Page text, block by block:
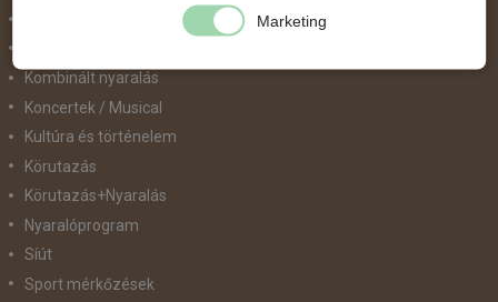
Kombinált nyaralás
Koncertek / Musical
Kultúra és történelem
Körutazás
Körutazás+Nyaralás
Nyaralóprogram
Síút
Sport mérkőzések
Marketing